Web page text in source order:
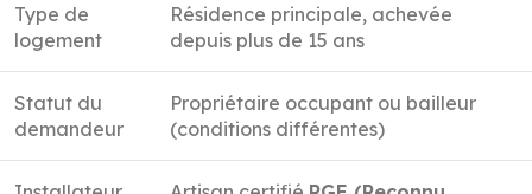
Type de
logement
Résidence principale, achevée
depuis plus de 15 ans
Statut du
demandeur
Propriétaire occupant ou bailleur
(conditions différentes)